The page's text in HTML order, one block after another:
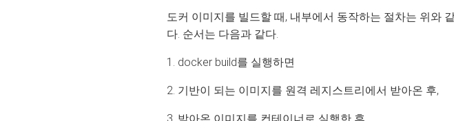
도커 이미지를 빌드할 때, 내부에서 동작하는 절차는 위와
다. 순서는 다음과 같다.
1. docker build를 실행하면
2. 기반이 되는 이미지를 원격 레지스트리에서 받아온 후,